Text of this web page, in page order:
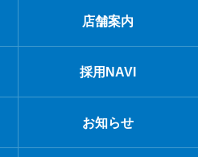
店舗案内
採用NAVI
お知らせ